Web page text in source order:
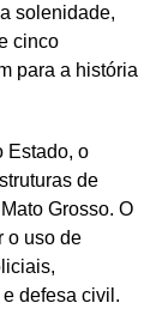
solenidade,
cinco
para a história
Estado, o
de
Grosso. O
o uso de
defesa civil.